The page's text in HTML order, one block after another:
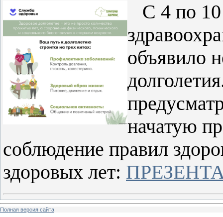
С 4 по 10
объявило
начатую
соблюдение правил
здоровых лет:
Полная версия сайта